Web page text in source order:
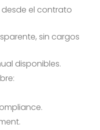
el contrato
sin cargos
disponibles.